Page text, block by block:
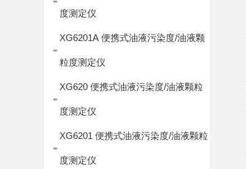
度测定仪
XG6201A 便携式油液污染度/油液颗
粒度测定仪
XG620 便携式油液污染度/油液颗粒
度测定仪
XG6201 便携式油液污染度/油液颗粒
度测定仪